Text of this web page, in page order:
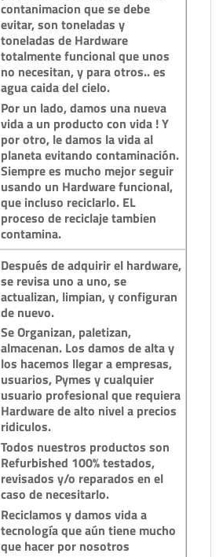
contanimacion que se debe
evitar, son toneladas y
toneladas de Hardware
totalmente funcional que unos
no necesitan, y para otros.. es
agua caida del cielo.
Por un lado, damos una nueva
vida a un producto con vida ! Y
por otro, le damos la vida al
planeta evitando contaminación.
Siempre es mucho mejor seguir
usando un Hardware funcional,
que incluso reciclarlo. EL
proceso de reciclaje tambien
contamina.
Después de adquirir el hardware,
se revisa uno a uno, se
actualizan, limpian, y configuran
de nuevo.
Se Organizan, paletizan,
almacenan. Los damos de alta y
los hacemos llegar a empresas,
usuarios, Pymes y cualquier
usuario profesional que requiera
Hardware de alto nivel a precios
ridiculos.
Todos nuestros productos son
Refurbished 100% testados,
revisados y/o reparados en el
caso de necesitarlo.
Reciclamos y damos vida a
tecnología que aún tiene mucho
que hacer por nosotros